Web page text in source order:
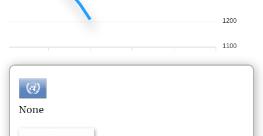
1200
1100
None